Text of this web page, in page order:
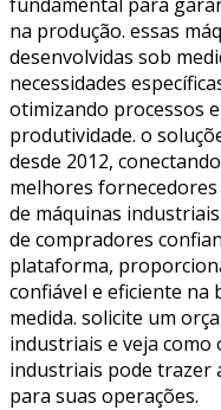
na produção. essas
desenvolvidas sob
necessidades
otimizando processos
produtividade. o
desde 2012,
melhores
de máquinas
de compradores
plataforma,
confiável e eficiente na
medida. solicite um
industriais e veja
industriais pode trazer
para suas operações.